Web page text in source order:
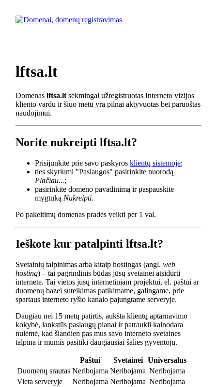
lftsa.lt
Domenas lftsa.lt sėkmingai užregistruotas Interneto vizijos
kliento vardu ir šiuo metu yra pilnai aktyvuotas bei paruoštas
naudojimui.
Norite nukreipti lftsa.lt?
Prisijunkite prie savo paskyros klientų sistemoje;
ties skyriumi "Paslaugos" pasirinkite nuorodą
Plačiau...;
pasirinkite domeno pavadinimą ir paspauskite
mygtuką Nukreipti.
Po pakeitimų domenas pradės veikti per 1 val.
Ieškote kur patalpinti lftsa.lt?
Svetainių talpinimas arba kitaip hostingas (angl. web
hosting) – tai pagrindinis būdas jūsų svetainei atsidurti
internete. Tai vietos jūsų internetiniam projektui, el. paštui ar
duomenų bazei suteikimas patikimame, galingame, prie
spartaus interneto ryšio kanalo pajungtame serveryje.
Daugiau nei 15 metų patirtis, aukšta klientų aptarnavimo
kokybė, lankstūs paslaugų planai ir patraukli kainodara
nulėmė, kad šiandien pas mus savo interneto svetaines
talpina ir mumis pasitiki daugiausiai šalies gyventojų.
Paštui Svetainei
Universalus
Duomenų srautas Neribojama Neribojama Neribojama
Vieta serveryje
Neribojama Neribojama Neribojama